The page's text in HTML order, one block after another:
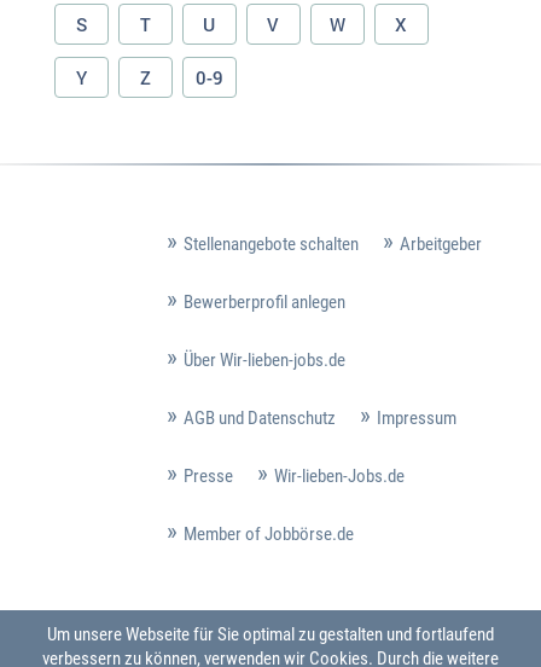
S T U V W X
Y Z 0-9
Stellenangebote schalten Arbeitgeber
Bewerberprofil anlegen
Über Wir-lieben-jobs.de
AGB und Datenschutz Impressum
Presse Wir-lieben-Jobs.de
Member of Jobbörse.de
Um unsere Webseite für Sie optimal zu gestalten und fortlaufend
verbessern zu können, verwenden wir Cookies. Durch die weitere